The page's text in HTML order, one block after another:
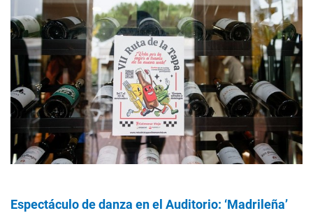
Espectáculo de danza en el Auditorio: ‘Madrileña’